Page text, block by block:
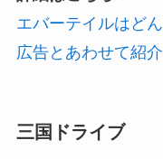
エバーテイルはど
広告とあわせて紹介
三国ドライブ